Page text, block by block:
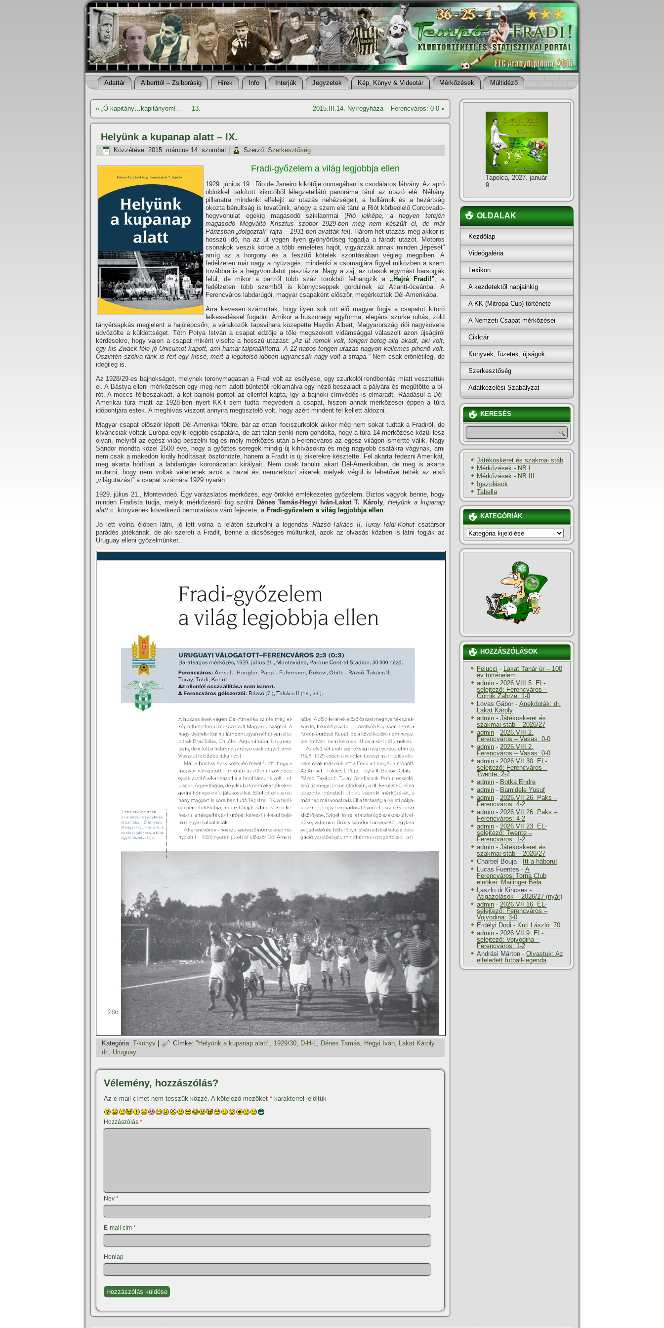
Adattár Alberttól – Zsiborásig Hí­rek Info Interjúk Jegyzetek Kép, Könyv & Videotár Mérkőzések Múltidéző
« „Ó kapitány…kapitányom!…” – 13. 2015.III.14. Nyí­regyháza – Ferencváros: 0-0 »
Helyünk a kupanap alatt – IX.
Közzétéve: 2015. március 14. szombat Szerző: Szerkesztőség
Fradi-győzelem a világ legjobbja ellen
1929. június 19.: Rio de Janeiro kikötője önmagában is csodálatos látvány. Az apró
öblökkel tarkí­tott kikötőből lélegzetellátó panoráma tárul az utazó elé. Néhány
pillanatra mindenki elfelejti az utazás nehézségeit, a hullámok és a bezártság
okozta bénultság is tovatűnik, ahogy a szem elé tárul a Riót körbeölelő Corcovado-
hegyvonulat egekig magasodó sziklaormai (Rió jelképe, a hegyen tetején
magasodó Megváltó Krisztus szobor 1929-ben még nem készült el, de már
Párizsban „dolgoztak” rajta – 1931-ben avatták fel). Három hét utazás még akkor is
hosszú idő, ha az út végén ilyen gyönyörűség fogadja a fáradt utazót. Motoros
csónakok veszik körbe a több emeletes hajót, vigyázzák annak minden „lépését”
amí­g az a horgony és a feszí­tő kötelek szorí­tásában végleg megpihen. A
fedélzeten már nagy a nyüzsgés, mindenki a csomagjára figyel miközben a szem
továbbra is a hegyvonulatot pásztázza. Nagy a zaj, az utasok egymást harsogják
felül, de mikor a partról több száz torokból felhangzik a „Hajrá Fradi!”, a
fedélzeten több szemből is könnycseppek gördülnek az Atlanti-óceánba. A
Ferencváros labdarúgói, magyar csapaként először, megérkeztek Dél-Amerikába.
Arra kevesen számoltak, hogy ilyen sok ott élő magyar fogja a csapatot kitörő
lelkesedéssel fogadni. Amikor a huszonegy egyforma, elegáns szürke ruhás, zöld
tányérsapkás megjelent a hajólépcsőn, a várakozók tapsvihara közepette Haydin Albert, Magyarország riói nagykövete
üdvözölte a küldöttséget. Tóth Potya István a csapat edzője a tőle megszokott vidámsággal válaszolt azon újságí­rói
kérdésekre, hogy vajon a csapat miként viselte a hosszú utazást: „Az út remek volt, tengeri beteg alig akadt, aki volt,
egy kis Zwack féle jó Unicumot kapott, ami hamar talpraállí­totta. A 12 napos tengeri utazás nagyon kellemes pihenő volt.
Őszintén szólva ránk is fért egy kissé, mert a legutolsó időben ugyancsak nagy volt a strapa.”Nem csak erőnlétileg, de
idegileg is.
Az 1928/29-es bajnokságot, melynek toronymagasan a Fradi volt az esélyese, egy szurkolói rendbontás miatt vesztettük
el. A Bástya elleni mérkőzésen egy meg nem adott büntetőt reklamálva egy néző beszaladt a pályára és megütötte a bí­
rót. A meccs félbeszakadt, a két bajnoki pontot az ellenfél kapta, í­gy a bajnoki cí­mvédés is elmaradt. Ráadásul a Dél-
Amerikai túra miatt az 1928-ben nyert KK-t sem tudta megvédeni a csapat, hiszen annak mérkőzései éppen a túra
időpontjára estek. A meghí­vás viszont annyira megtisztelő volt, hogy azért mindent fel kellett áldozni.
Magyar csapat először lépett Dél-Amerikai földre, bár az ottani fociszurkolók akkor még nem sokat tudtak a Fradiról, de
kí­váncsiak voltak Európa egyik legjobb csapatára, de azt talán senki nem gondolta, hogy a túra 14 mérkőzése közül lesz
olyan, melyről az egész világ beszélni fog és mely mérkőzés után a Ferencváros az egész világon ismertté válik. Nagy
Sándor mondta közel 2500 éve, hogy a győztes seregek mindig új kihí­vásokra és még nagyobb csatákra vágynak, ami
nem csak a makedón király hódí­tásait ösztönözte, hanem a Fradit is új sikerekre késztette. Fel akarta fedezni Amerikát,
meg akarta hódí­tani a labdarúgás koronázatlan királyait. Nem csak tanulni akart Dél-Amerikában, de meg is akarta
mutatni, hogy nem voltak véletlenek azok a hazai és nemzetközi sikerek melyek végül is lehetővé tették az első
„világutazást” a csapat számára 1929 nyarán.
1929. július 21., Montevideó. Egy varázslatos mérkőzés, egy örökké emlékezetes győzelem. Biztos vagyok benne, hogy
minden Fradista tudja, melyik mérkőzésről fog szólni Dénes Tamás-Hegyi Iván-Lakat T. Károly, Helyünk a kupanap
alatt c. könyvének következő bemutatásra váró fejezete, a Fradi-győzelem a világ legjobbja ellen.
Jó lett volna élőben látni, jó lett volna a lelátón szurkolni a legendás Rázsó-Takács II.-Turay-Toldi-Kohutcsatársor
parádés játékának, de aki szereti a Fradit, benne a dicsőséges múltunkat, azok az olvasás közben is látni fogják az
Uruguay elleni győzelmünket.
Kategória: T-könyv Címke: "Helyünk a kupanap alatt", 1929/30, D-H-L, Dénes Tamás, Hegyi Iván, Lakat Károly
dr.
Uruguay
Vélemény, hozzászólás?
Az e-mail címet nem tesszük közzé. A kötelező mezőket * karakterrel jelöltük
Hozzászólás *
Név *
E-mail cím *
Honlap
Tapolca, 2027. január
9.
OLDALAK
Kezdőlap
Videógaléria
Lexikon
A kezdetektől napjainkig
A KK (Mitropa Cup) története
A Nemzeti Csapat mérkőzései
Cikktár
Könyvek, füzetek, újságok
Szerkesztőség
Adatkezelési Szabályzat
KERESÉS
Játékoskeret és szakmai stáb
Mérkőzések - NB I
Mérkőzések - NB III
Igazolások
Tabella
KATEGÓRIÁK
KATEGÓRIÁK
HOZZÁSZÓLÁSOK
Felucci - Lakat Tanár úr – 100
év történelem
admin - 2026.VIII.5. EL-
selejtező: Ferencváros –
Górnik Zabrze: 1-0
Lovas Gábor - Anekdoták: dr.
Lakat Károly
admin - Játékoskeret és
szakmai stáb – 2026/27
admin - 2026.VIII.2.
Ferencváros – Vasas: 0-0
admin - 2026.VIII.2.
Ferencváros – Vasas: 0-0
admin - 2026.VII.30. EL-
selejtező: Ferencváros –
Twente: 2-2
admin - Botka Endre
admin - Bamidele Yusuf
admin - 2026.VII.26. Paks –
Ferencváros: 4-2
admin - 2026.VII.26. Paks –
Ferencváros: 4-2
admin - 2026.VII.23. EL-
selejtező: Twente –
Ferencváros: 1-2
admin - Játékoskeret és
szakmai stáb – 2026/27
Charbel Bouja- Itt a háboru!
Lucas Fuentes - A
Ferencvárosi Torna Club
elnökei: Mailinger Béla
Laszlo dr.Kincses -
Átigazolások – 2026/27 (nyár)
admin - 2026.VII.16. EL-
selejtező: Ferencváros –
Vojvodina: 3-0
Erdélyi Dodi - Kuti László: 70
admin - 2026.VII.9. EL-
selejtező: Vojvodina –
Ferencváros: 1-2
Andrási Márton - Olvastuk: Az
elfeledett futball-legenda